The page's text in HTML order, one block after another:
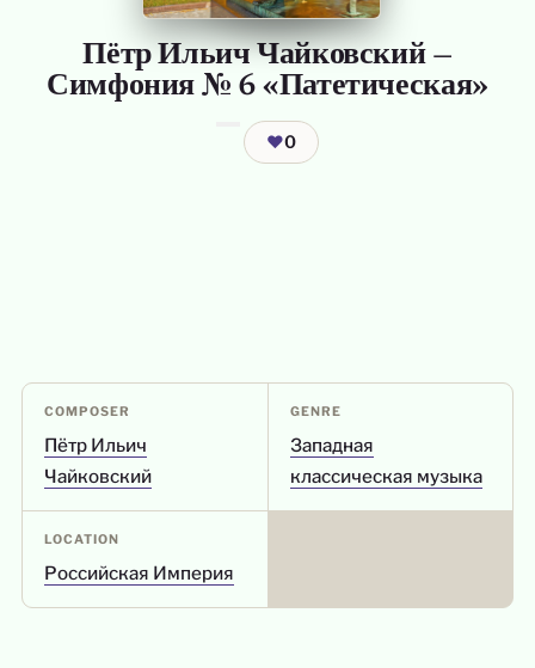
Пётр Ильич Чайковский —
Симфония № 6 «Патетическая»
❤0
COMPOSER
Пётр Ильич
Чайковский
GENRE
Западная
классическая музыка
LOCATION
Российская Империя